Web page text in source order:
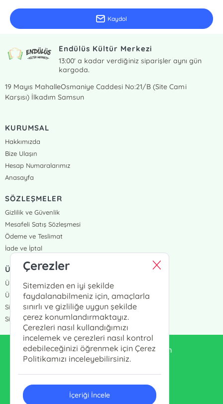
Kaydol
Endülüs Kültür Merkezi
13:00' a kadar verdiğiniz siparişler aynı gün
kargoda.
19 Mayıs MahalleOsmaniye Caddesi No:21/B (Site Cami
Karşısı) İlkadım Samsun
KURUMSAL
Hakkımızda
Bize Ulaşın
Hesap Numaralarımız
Anasayfa
SÖZLEŞMELER
Gizlilik ve Güvenlik
Mesafeli Satış Sözleşmesi
Ödeme ve Teslimat
İade ve İptal
ÜYELİK VE SİPARİŞ
Üye Girişi
Üye Ol
Sipariş Takip
Siparişlerim
enduluskitabevi@gmail.com
Çerezler
Sitemizden en iyi şekilde
faydalanabilmeniz için, amaçlarla
sınırlı ve gizliliğe uygun şekilde
çerez konumlandırmaktayız.
Çerezleri nasıl kullandığımızı
incelemek ve çerezleri nasıl kontrol
edebileceğinizi öğrenmek için Çerez
Politikamızı inceleyebilirsiniz.
İçeriği İncele